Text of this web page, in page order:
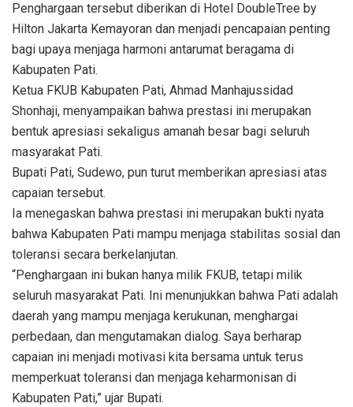
Penghargaan tersebut diberikan di Hotel DoubleTree by
Hilton Jakarta Kemayoran dan menjadi pencapaian penting
bagi upaya menjaga harmoni antarumat beragama di
Kabupaten Pati.
Ketua FKUB Kabupaten Pati, Ahmad Manhajussidad
Shonhaji, menyampaikan bahwa prestasi ini merupakan
bentuk apresiasi sekaligus amanah besar bagi seluruh
masyarakat Pati.
Bupati Pati, Sudewo, pun turut memberikan apresiasi atas
capaian tersebut.
Ia menegaskan bahwa prestasi ini merupakan bukti nyata
bahwa Kabupaten Pati mampu menjaga stabilitas sosial dan
toleransi secara berkelanjutan.
“Penghargaan ini bukan hanya milik FKUB, tetapi milik
seluruh masyarakat Pati. Ini menunjukkan bahwa Pati adalah
daerah yang mampu menjaga kerukunan, menghargai
perbedaan, dan mengutamakan dialog. Saya berharap
capaian ini menjadi motivasi kita bersama untuk terus
memperkuat toleransi dan menjaga keharmonisan di
Kabupaten Pati,” ujar Bupati.